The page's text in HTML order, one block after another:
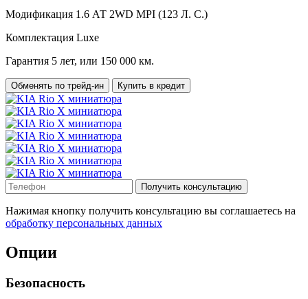
Модификация 1.6 АТ 2WD MPI (123 Л. C.)
Комплектация Luxe
Гарантия 5 лет, или 150 000 км.
Обменять по трейд-ин Купить в кредит
Получить консультацию
Нажимая кнопку получить консультацию вы соглашаетесь на
обработку персональных данных
Опции
Безопасность